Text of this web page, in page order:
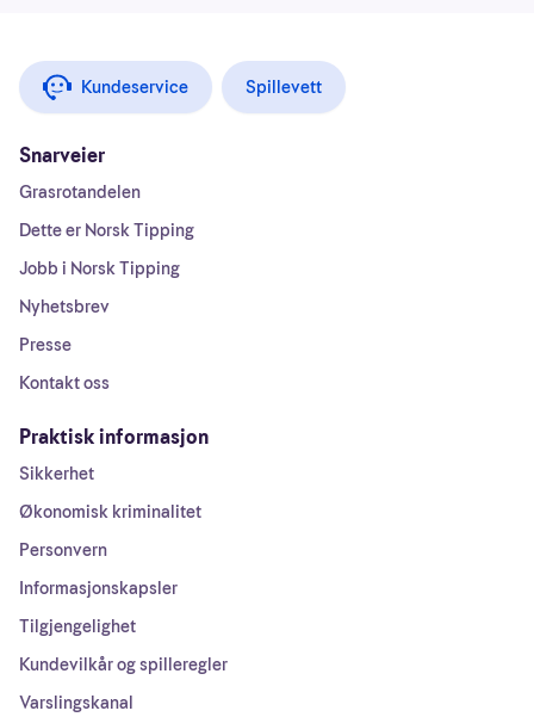
Kundeservice Spillevett
Snarveier
Grasrotandelen
Dette er Norsk Tipping
Jobb i Norsk Tipping
Nyhetsbrev
Presse
Kontakt oss
Praktisk informasjon
Sikkerhet
Økonomisk kriminalitet
Personvern
Informasjonskapsler
Tilgjengelighet
Kundevilkår og spilleregler
Varslingskanal